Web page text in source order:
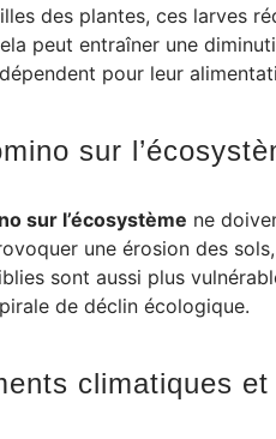
des plantes, ces larves
peut entraîner une
pour leur
sur
sur l’écosystème ne
une érosion des
sont aussi plus
de déclin écologique.
climatiques